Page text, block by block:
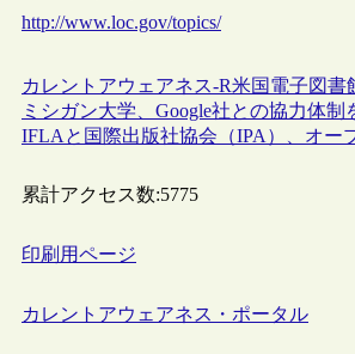
http://www.loc.gov/topics/
カレントアウェアネス-R米国 電子図書
ミシガン大学、Google社との協力体制
IFLAと国際出版社協会（IPA）、オー
累計アクセス数:5775
印刷用ページ
カレントアウェアネス・ポータル